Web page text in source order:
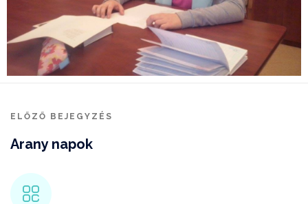
ELŐZŐ BEJEGYZÉS
Arany napok